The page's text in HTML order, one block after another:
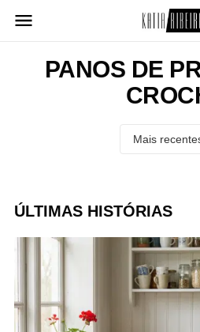
para
conteúdoPANOS DE
ÚLTIMAS HISTÓRIAS